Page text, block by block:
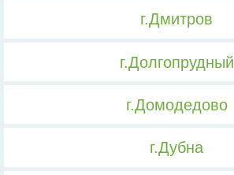
г.Дмитров
г.Долгопрудный
г.Домодедово
г.Дубна